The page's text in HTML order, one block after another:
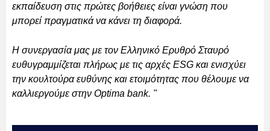
εκπαίδευση στις πρώτες βοήθειες είναι γνώση που
μπορεί πραγματικά να κάνει τη διαφορά.
Η συνεργασία μας με τον Ελληνικό Ερυθρό Σταυρό
ευθυγραμμίζεται πλήρως με τις αρχές ESG και ενισχύει
την κουλτούρα ευθύνης και ετοιμότητας που θέλουμε να
καλλιεργούμε στην Optima bank. "